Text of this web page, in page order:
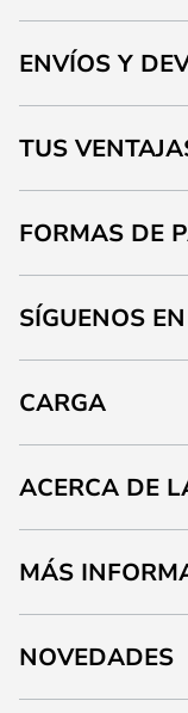
ENVÍOS Y
TUS
FORMAS DE
SÍGUENOS EN
CARGA
ACERCA DE
MÁS
NOVEDADES